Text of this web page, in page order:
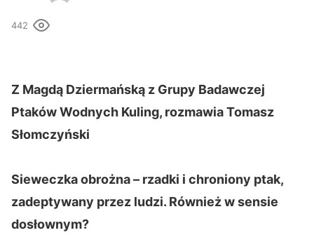
442
Z Magdą Dziermańską z Grupy Badawczej
Ptaków Wodnych Kuling, rozmawia Tomasz
Słomczyński
Sieweczka obrożna – rzadki i chroniony ptak,
zadeptywany przez ludzi. Również w sensie
dosłownym?